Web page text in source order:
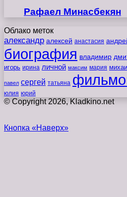
Рафаел Минасбекян
Облако меток
александр алексей анастасия
биография владимир
игорь ирина личной максим мария
павел сергей татьяна
юлия юрий
© Copyright 2026, Kladkino.net
Кнопка «Наверх»